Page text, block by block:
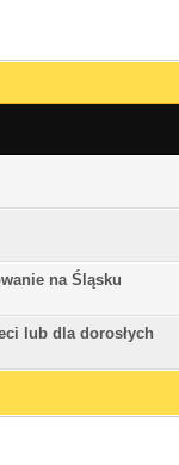
na Śląsku
lub dla dorosłych